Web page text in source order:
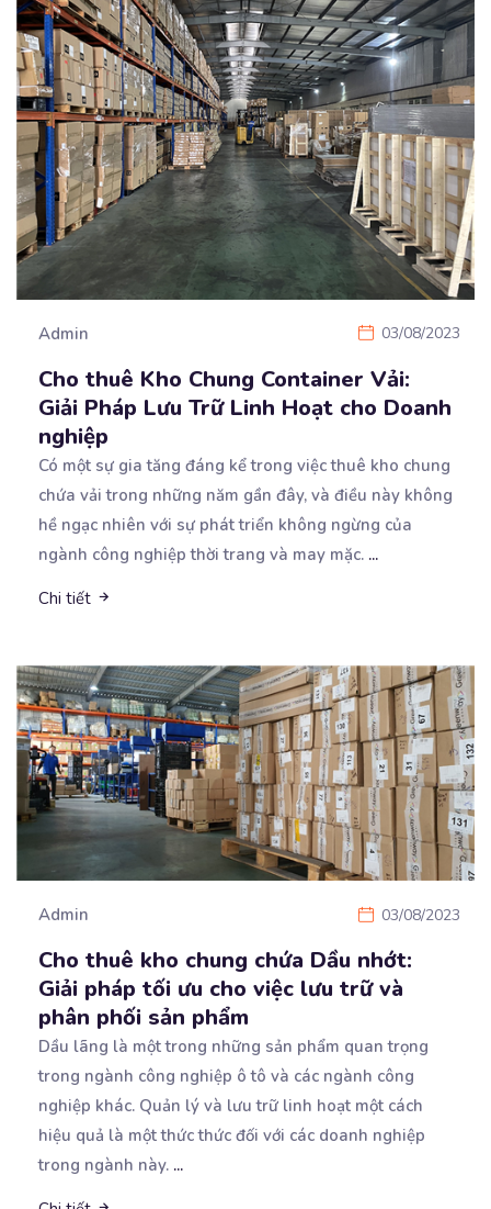
Admin 03/08/2023
Cho thuê Kho Chung Container Vải:
Giải Pháp Lưu Trữ Linh Hoạt cho Doanh
nghiệp
Có một sự gia tăng đáng kể trong việc thuê kho chung
chứa vải trong những năm gần đây, và điều này không
hề ngạc nhiên với sự phát triển không ngừng của
ngành công nghiệp thời trang và may mặc. ...
Chi tiết
Admin 03/08/2023
Cho thuê kho chung chứa Dầu nhớt:
Giải pháp tối ưu cho việc lưu trữ và
phân phối sản phẩm
Dầu lãng là một trong những sản phẩm quan trọng
trong ngành công nghiệp ô tô và các ngành công
nghiệp khác. Quản lý và lưu trữ linh hoạt một cách
hiệu quả là một thức thức đối với các doanh nghiệp
trong ngành này. ...